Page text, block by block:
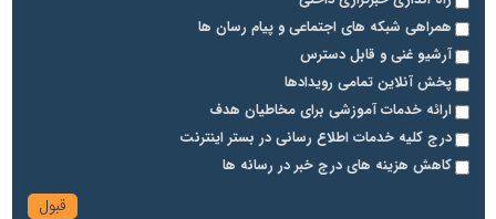
همراهی شبکه های اجتماعی و پیام رسان ها
آرشیو غنی و قابل دسترس
پخش آنلاین تمامی رویدادها
ارائه خدمات آموزشی برای مخاطیان هدف
درج کلیه خدمات اطلاع رسانی در بستر اینترنت
کاهش هزینه های درج خبر در رسانه ها